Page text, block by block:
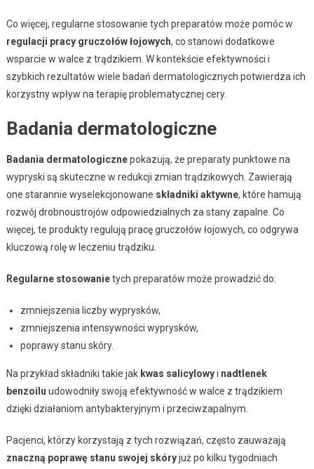
Co więcej, regularne stosowanie tych preparatów może pomóc w
regulacji pracy gruczołów łojowych, co stanowi dodatkowe
wsparcie w walce z trądzikiem. W kontekście efektywności i
szybkich rezultatów wiele badań dermatologicznych potwierdza ich
korzystny wpływ na terapię problematycznej cery.
Badania dermatologiczne
Badania dermatologicznepokazują, że preparaty punktowe na
wypryski są skuteczne w redukcji zmian trądzikowych. Zawierają
one starannie wyselekcjonowane składniki aktywne, które hamują
rozwój drobnoustrojów odpowiedzialnych za stany zapalne. Co
więcej, te produkty regulują pracę gruczołów łojowych, co odgrywa
kluczową rolę w leczeniu trądziku.
Regularne stosowanietych preparatów może prowadzić do:
zmniejszenia liczby wyprysków,
zmniejszenia intensywności wyprysków,
poprawy stanu skóry.
Na przykład składniki takie jak kwas salicylowyi nadtlenek
benzoilu udowodniły swoją efektywność w walce z trądzikiem
dzięki działaniom antybakteryjnym i przeciwzapalnym.
Pacjenci, którzy korzystają z tych rozwiązań, często zauważają
znaczną poprawę stanu swojej skóryjuż po kilku tygodniach